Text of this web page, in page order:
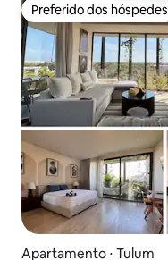
Preferido dos hóspedes
Preferido dos hóspedes
Apartamento ⋅ Tulum